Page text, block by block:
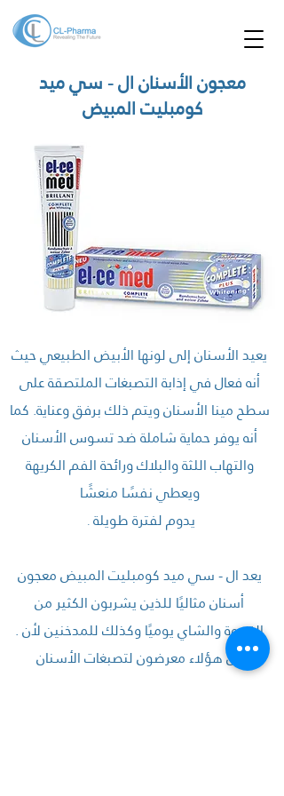
يعيد الأسنان إلى لونها الأبيض الطبيعي حيث
أنه فعال في إذابة التصبغات الملتصقة على
سطح مينا الأسنان ويتم ذلك برفق وعناية. كما
أنه يوفر حماية شاملة ضد تسوس الأسنان
والتهاب اللثة والبلاك ورائحة الفم الكريهة
ويعطي نفسًا منعشًا
.يدوم لفترة طويلة
يعد ال - سي ميد كومبليت المبيض معجون
أسنان مثاليًا للذين يشربون الكثير من
. القهوة والشاي يوميًا وكذلك للمدخنين لأن
كل هؤلاء معرضون لتصبغات الأسنان
معجون الأسنان ال - سي ميد
كومبليت المبيض